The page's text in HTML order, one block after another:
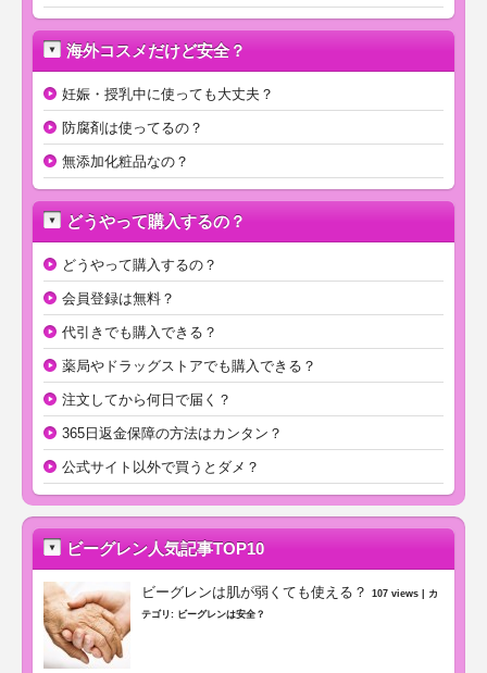
海外コスメだけど安全？
妊娠・授乳中に使っても大丈夫？
防腐剤は使ってるの？
無添加化粧品なの？
どうやって購入するの？
どうやって購入するの？
会員登録は無料？
代引きでも購入できる？
薬局やドラッグストアでも購入できる？
注文してから何日で届く？
365日返金保障の方法はカンタン？
公式サイト以外で買うとダメ？
ビーグレン人気記事TOP10
ビーグレンは肌が弱くても使える？ 107 views
カ
テゴリ: ビーグレンは安全？